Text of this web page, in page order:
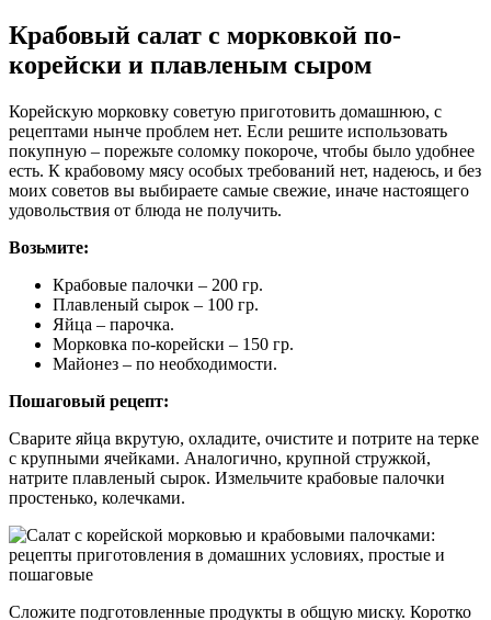
Крабовый салат с морковкой по-
корейски и плавленым сыром
Корейскую морковку советую приготовить домашнюю, с
рецептами нынче проблем нет. Если решите использовать
покупную – порежьте соломку покороче, чтобы было удобнее
есть. К крабовому мясу особых требований нет, надеюсь, и без
моих советов вы выбираете самые свежие, иначе настоящего
удовольствия от блюда не получить.
Возьмите:
Крабовые палочки – 200 гр.
Плавленый сырок – 100 гр.
Яйца – парочка.
Морковка по-корейски – 150 гр.
Майонез – по необходимости.
Пошаговый рецепт:
Сварите яйца вкрутую, охладите, очистите и потрите на терке
с крупными ячейками. Аналогично, крупной стружкой,
натрите плавленый сырок. Измельчите крабовые палочки
простенько, колечками.
Сложите подготовленные продукты в общую миску. Коротко